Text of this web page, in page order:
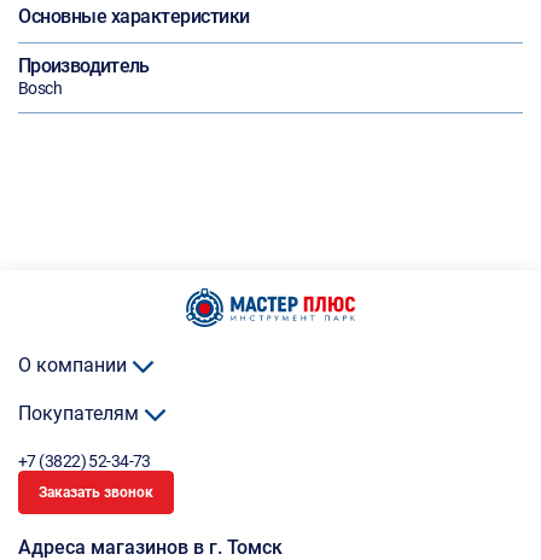
Основные характеристики
Производитель
Bosch
О компании
Покупателям
+7 (3822) 52-34-73
Заказать звонок
Адреса магазинов в г. Томск